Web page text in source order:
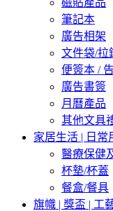
筆記本
廣告相架
文件袋/拉
便簽本 /
廣告書簽
月曆產品
其他文具
家居生活 | 日常
醫療保健
杯墊/杯蓋
餐盒/餐具
旗幟 | 獎盃 | 工